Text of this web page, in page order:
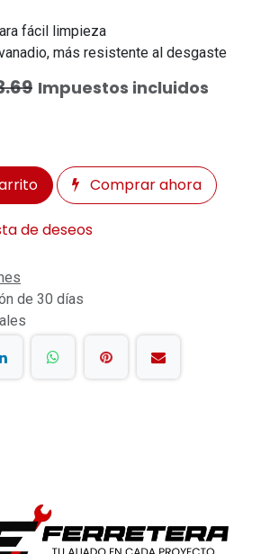
fácil limpieza
más resistente al desgaste
Impuestos incluidos
Comprar ahora
de deseos
de 30 días